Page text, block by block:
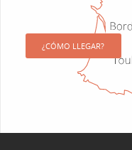
¿CÓMO LLEGAR?